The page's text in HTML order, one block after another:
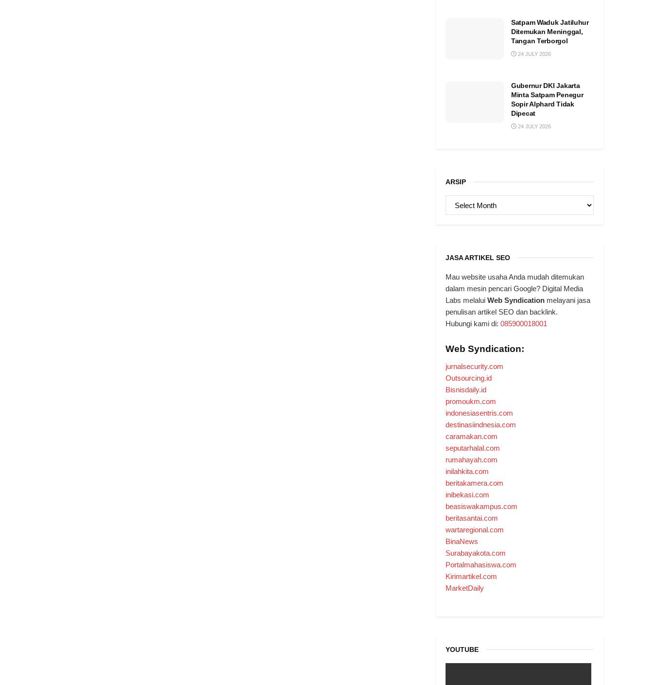
Satpam Waduk Jatiluhur
Ditemukan Meninggal,
Tangan Terborgol
24 JULY 2026
Gubernur DKI Jakarta
Minta Satpam Penegur
Sopir Alphard Tidak
Dipecat
24 JULY 2026
ARSIP
JASA ARTIKEL SEO
Mau website usaha Anda mudah ditemukan
dalam mesin pencari Google? Digital Media
Labs melalui Web Syndication melayani jasa
penulisan artikel SEO dan backlink.
Hubungi kami di: 085900018001
Web Syndication:
jurnalsecurity.com
Outsourcing.id
Bisnisdaily.id
promoukm.com
indonesiasentris.com
destinasiindnesia.com
caramakan.com
seputarhalal.com
rumahayah.com
inilahkita.com
beritakamera.com
inibekasi.com
beasiswakampus.com
beritasantai.com
wartaregional.com
BinaNews
Surabayakota.com
Portalmahasiswa.com
Kirimartikel.com
MarketDaily
YOUTUBE